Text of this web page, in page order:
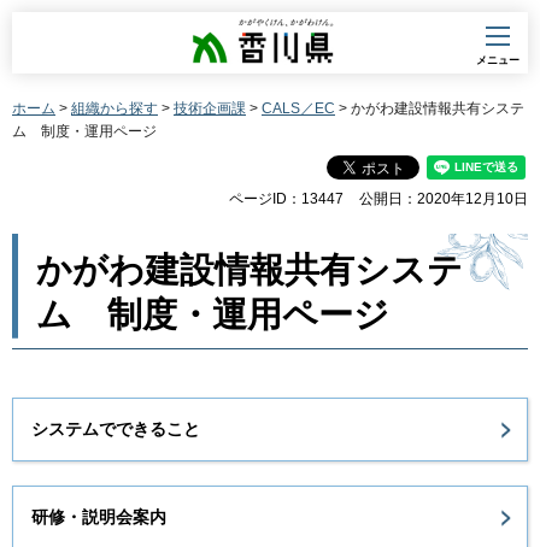
香川県
メニュー
ホーム > 組織から探す > 技術企画課 > CALS／EC > かがわ建設情報共有システ
ム 制度・運用ページ
ページID：13447 公開日：2020年12月10日
かがわ建設情報共有システ
ム 制度・運用ページ
システムでできること
研修・説明会案内